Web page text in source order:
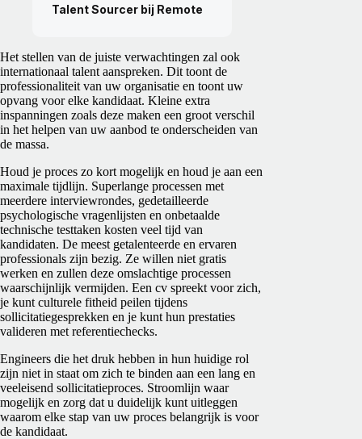
Talent Sourcer bij Remote
Het stellen van de juiste verwachtingen zal ook
internationaal talent aanspreken. Dit toont de
professionaliteit van uw organisatie en toont uw
opvang voor elke kandidaat. Kleine extra
inspanningen zoals deze maken een groot verschil
in het helpen van uw aanbod te onderscheiden van
de massa.
Houd je proces zo kort mogelijk en houd je aan een
maximale tijdlijn. Superlange processen met
meerdere interviewrondes, gedetailleerde
psychologische vragenlijsten en onbetaalde
technische testtaken kosten veel tijd van
kandidaten. De meest getalenteerde en ervaren
professionals zijn bezig. Ze willen niet gratis
werken en zullen deze omslachtige processen
waarschijnlijk vermijden. Een cv spreekt voor zich,
je kunt culturele fitheid peilen tijdens
sollicitatiegesprekken en je kunt hun prestaties
valideren met referentiechecks.
Engineers die het druk hebben in hun huidige rol
zijn niet in staat om zich te binden aan een lang en
veeleisend sollicitatieproces. Stroomlijn waar
mogelijk en zorg dat u duidelijk kunt uitleggen
waarom elke stap van uw proces belangrijk is voor
de kandidaat.